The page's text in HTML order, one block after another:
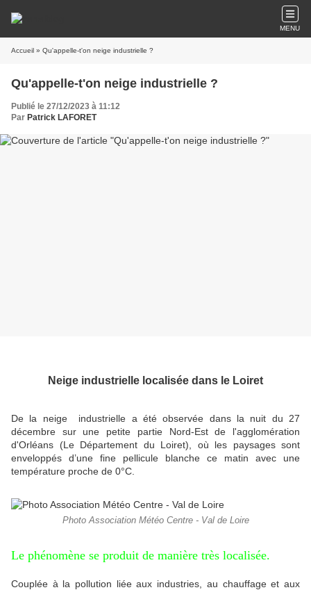
MENU
Accueil » Qu'appelle-t'on neige industrielle ?
Qu'appelle-t'on neige industrielle ?
Publié le 27/12/2023 à 11:12
Par Patrick LAFORET
Neige industrielle localisée dans le Loiret
De la neige industrielle a été observée dans la nuit du 27
décembre sur une petite partie Nord-Est de l'agglomération
d'Orléans (Le Département du Loiret), où les paysages sont
enveloppés d’une fine pellicule blanche ce matin avec une
température proche de 0°C.
Photo Association Météo Centre - Val de Loire
Le phénomène se produit de manière très localisée.
Couplée à la pollution liée aux industries, au chauffage et aux